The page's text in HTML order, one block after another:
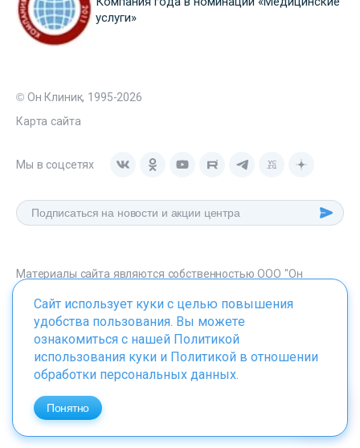
услуги»
© Он Клиник, 1995-2026
Карта сайта
Мы в соцсетях
Материалы сайта являются собственностью ООО "Он
onclinic.ru запрещено в соответствии со статьей 1259 ГК. РФ.
ИМЕЮТСЯ ПРОТИВОПОКАЗАНИЯ. НЕОБХОДИМО
ПРОКОНСУЛЬТИРОВАТЬСЯ СО СПЕЦИАЛИСТОМ
Сайт использует куки с целью повышения
удобства пользования. Вы можете
ознакомиться с нашей Политикой
использования куки и Политикой в отношении
обработки персональных данных.
Понятно